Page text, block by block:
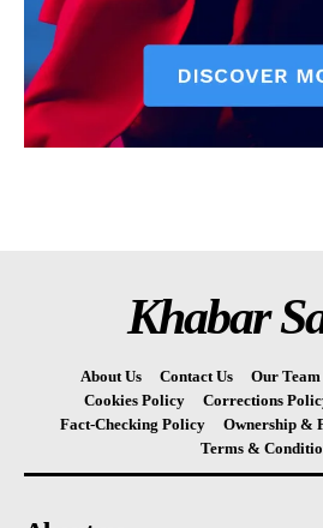
Khabar
About Us Contact Us Our Team
Cookies Policy
Corrections
Fact-Checking Policy
Ownership &
Terms &